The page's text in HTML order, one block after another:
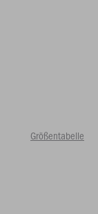
Größentabelle